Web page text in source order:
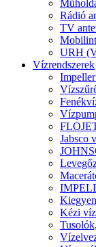
Rádió
TV
URH
Vízrendszerek
Jabsco
Kézi